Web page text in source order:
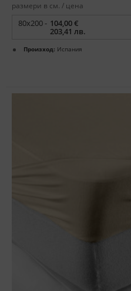
размери в см. / цена
80x200 - 104,00 €
203,41 лв.
Произход: Испания